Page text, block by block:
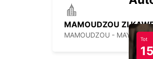
MAMOUDZOU ZI
MAMOUDZOU - MAYOTTETot